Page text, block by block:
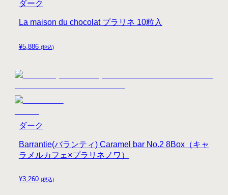
¥5,886 (税込)
La maison du chocolat プラリネ 10粒入
ダーク
¥3,260 (税込)
Barrantie(バランティ) Caramel bar No.2 8Box（キャ
ラメルカフェ×プラリネノワ）
ダーク